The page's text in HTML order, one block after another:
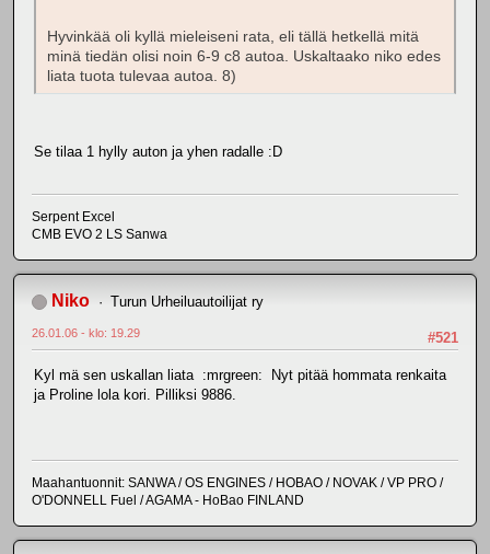
Hyvinkää oli kyllä mieleiseni rata, eli tällä hetkellä mitä
minä tiedän olisi noin 6-9 c8 autoa. Uskaltaako niko edes
liata tuota tulevaa autoa. 8)
Se tilaa 1 hylly auton ja yhen radalle :D
Serpent Excel
CMB EVO 2 LS Sanwa
Niko Turun Urheiluautoilijat ry
#521
26.01.06 - klo: 19.29
Kyl mä sen uskallan liata :mrgreen: Nyt pitää hommata renkaita
ja Proline lola kori. Pilliksi 9886.
Maahantuonnit: SANWA / OS ENGINES / HOBAO / NOVAK / VP PRO /
O'DONNELL Fuel / AGAMA - HoBao FINLAND